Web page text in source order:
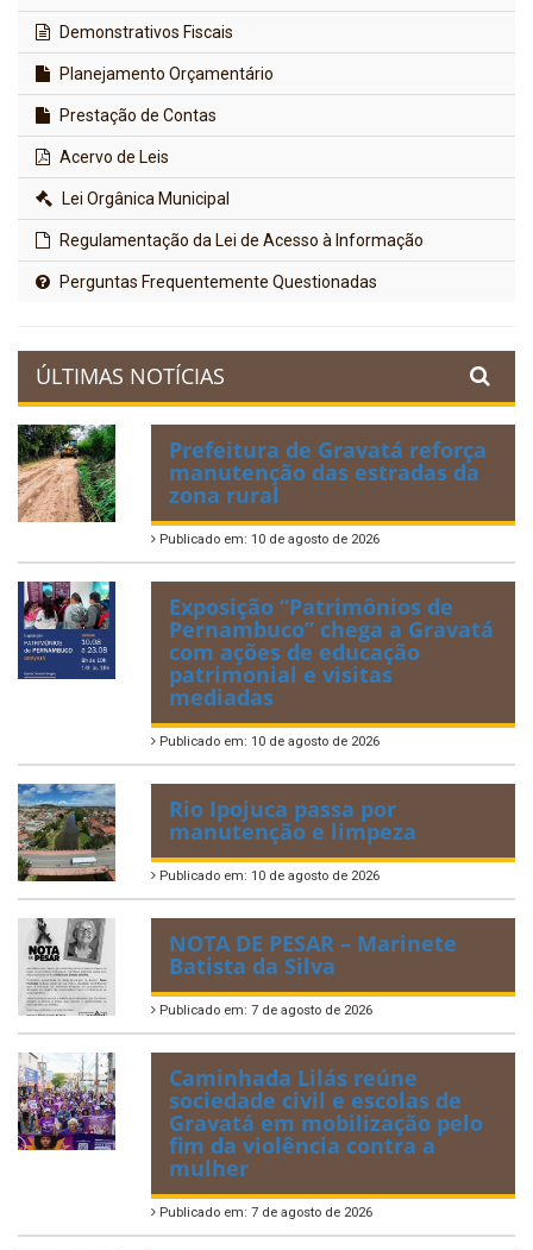
Demonstrativos Fiscais
Planejamento Orçamentário
Prestação de Contas
Acervo de Leis
Lei Orgânica Municipal
Regulamentação da Lei de Acesso à Informação
Perguntas Frequentemente Questionadas
ÚLTIMAS NOTÍCIAS
Prefeitura de Gravatá reforça
manutenção das estradas da
zona rural
Publicado em: 10 de agosto de 2026
Exposição “Patrimônios de
Pernambuco” chega a Gravatá
com ações de educação
patrimonial e visitas
mediadas
Publicado em: 10 de agosto de 2026
Rio Ipojuca passa por
manutenção e limpeza
Publicado em: 10 de agosto de 2026
NOTA DE PESAR – Marinete
Batista da Silva
Publicado em: 7 de agosto de 2026
Caminhada Lilás reúne
sociedade civil e escolas de
Gravatá em mobilização pelo
fim da violência contra a
mulher
Publicado em: 7 de agosto de 2026